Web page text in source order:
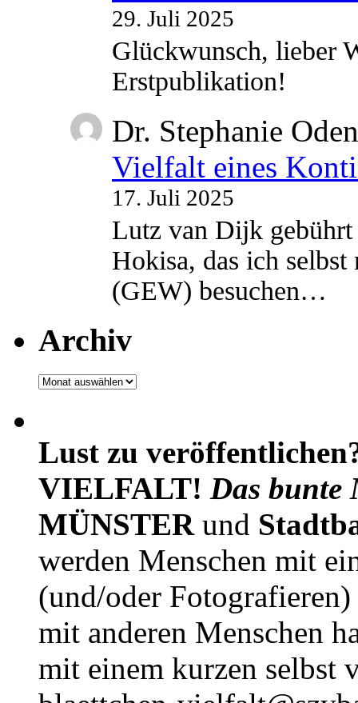
29. Juli 2025
Glückwunsch, lieber
Erstpublikation!
Dr. Stephanie
Vielfalt eines
17. Juli 2025
Lutz van Dijk
Hokisa, das ich
(GEW) besuchen…
Archiv
Archiv
Lust zu
VIELFALT! Das bunte
MÜNSTERund
werden Menschen mit
(und/oder
mit anderen Menschen
mit einem kurzen selbst